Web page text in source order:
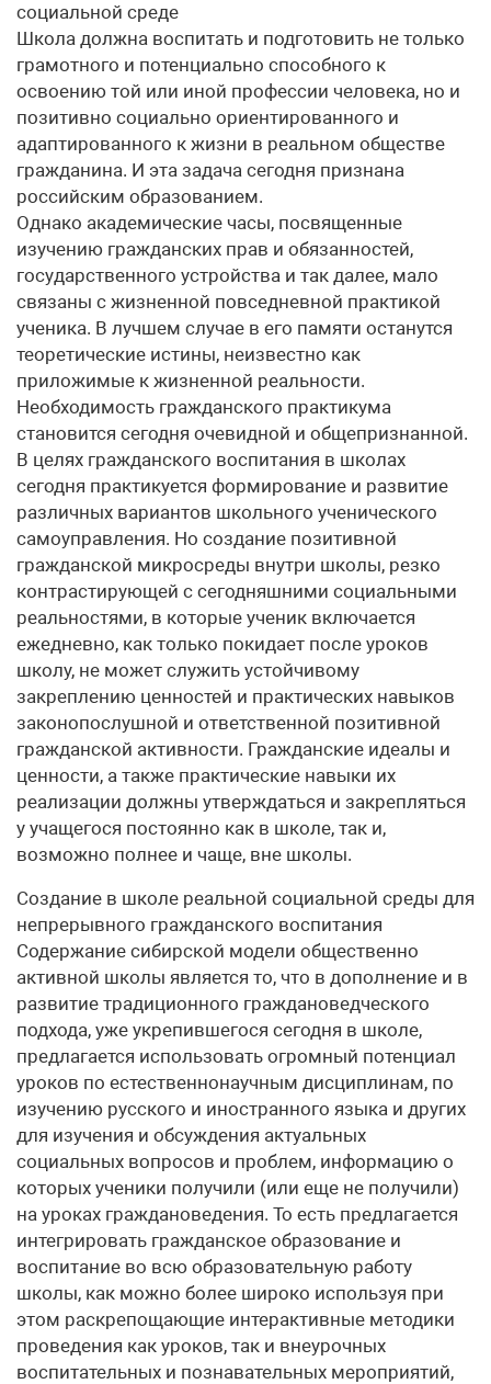
социальной среде
Школа должна воспитать и подготовить не только
грамотного и потенциально способного к
освоению той или иной профессии человека, но и
позитивно социально ориентированного и
адаптированного к жизни в реальном обществе
гражданина. И эта задача сегодня признана
российским образованием.
Однако академические часы, посвященные
изучению гражданских прав и обязанностей,
государственного устройства и так далее, мало
связаны с жизненной повседневной практикой
ученика. В лучшем случае в его памяти останутся
теоретические истины, неизвестно как
приложимые к жизненной реальности.
Необходимость гражданского практикума
становится сегодня очевидной и общепризнанной.
В целях гражданского воспитания в школах
сегодня практикуется формирование и развитие
различных вариантов школьного ученического
самоуправления. Но создание позитивной
гражданской микросреды внутри школы, резко
контрастирующей с сегодняшними социальными
реальностями, в которые ученик включается
ежедневно, как только покидает после уроков
школу, не может служить устойчивому
закреплению ценностей и практических навыков
законопослушной и ответственной позитивной
гражданской активности. Гражданские идеалы и
ценности, а также практические навыки их
реализации должны утверждаться и закрепляться
у учащегося постоянно как в школе, так и,
возможно полнее и чаще, вне школы.
Создание в школе реальной социальной среды для
непрерывного гражданского воспитания
Содержание сибирской модели общественно
активной школы является то, что в дополнение и в
развитие традиционного граждановедческого
подхода, уже укрепившегося сегодня в школе,
предлагается использовать огромный потенциал
уроков по естественнонаучным дисциплинам, по
изучению русского и иностранного языка и других
для изучения и обсуждения актуальных
социальных вопросов и проблем, информацию о
которых ученики получили (или еще не получили)
на уроках граждановедения. То есть предлагается
интегрировать гражданское образование и
воспитание во всю образовательную работу
школы, как можно более широко используя при
этом раскрепощающие интерактивные методики
проведения как уроков, так и внеурочных
воспитательных и познавательных мероприятий,